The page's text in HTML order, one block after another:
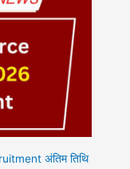
अंतिम तिथि